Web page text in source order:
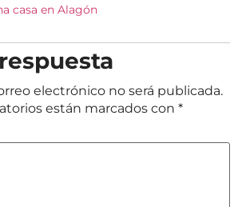
casa en Alagón
electrónico no será publicada.
están marcados con *